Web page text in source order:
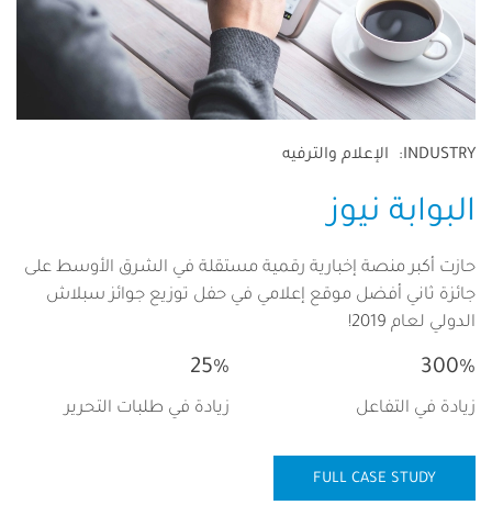
INDUSTRY الإعلام والترفيه
البوابة نيوز
حازت أكبر منصة إخبارية رقمية مستقلة في الشرق الأوسط على
جائزة ثاني أفضل موقع إعلامي في حفل توزيع جوائز سبلاش
الدولي لعام 2019!
300%
زيادة في التفاعل
25%
زيادة في طلبات التحرير
FULL CASE STUDY